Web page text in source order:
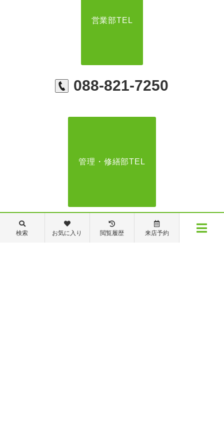
営業部TEL
088-821-7250
管理・修繕部TEL
088-821-7272
検索 お気に入り 閲覧履歴 来店予約